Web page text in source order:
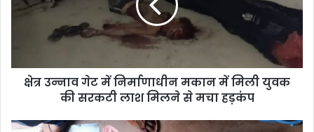
क्षेत्र उन्नाव गेट में निर्माणाधीन मकान में मिली युवक
की सरकटी लाश मिलने से मचा हड़कंप